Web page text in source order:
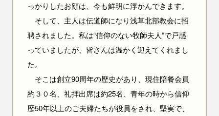
っかりしたお顔は、今も鮮明に浮かんできます。
そして、主人は伝道師になり浅草北部教会に招
聘されました。私は“信仰のない牧師夫人”で戸惑
っていましたが、皆さんは温かく迎えてくれまし
た。
そこは創立90周年の歴史があり、現住陪餐会員
約３０名、礼拝出席は約25名、青年の時から信仰
歴50年以上のご夫婦たちが役員をされ、堅実で、